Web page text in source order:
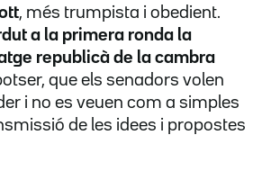
, més trumpista i obedient.
a la primera ronda la
republicà de la cambra
que els senadors volen
i no es veuen com a simples
de les idees i propostes